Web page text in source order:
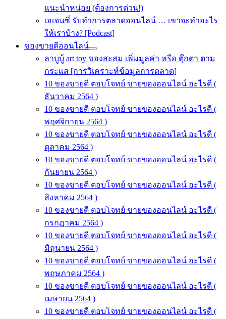
แนะนำหน่อย (ต้องการด่วน!)
เอเจนซี่ รับทำการตลาดออนไลน์ … เขาจะทำอะไร
ให้เราบ้าง? [Podcast]
ของขายดีออนไลน์
ลาบูบู้ art toy ของสะสม เพิ่มมูลค่า หรือ ตุ๊กตา ตาม
กระแส [การวิเคราะห์ข้อมูลการตลาด]
10 ของขายดี ตอบโจทย์ ขายของออนไลน์ อะไรดี (
ธันวาคม 2564 )
10 ของขายดี ตอบโจทย์ ขายของออนไลน์ อะไรดี (
พฤศจิกายน 2564 )
10 ของขายดี ตอบโจทย์ ขายของออนไลน์ อะไรดี (
ตุลาคม 2564 )
10 ของขายดี ตอบโจทย์ ขายของออนไลน์ อะไรดี (
กันยายน 2564 )
10 ของขายดี ตอบโจทย์ ขายของออนไลน์ อะไรดี (
สิงหาคม 2564 )
10 ของขายดี ตอบโจทย์ ขายของออนไลน์ อะไรดี (
กรกฎาคม 2564 )
10 ของขายดี ตอบโจทย์ ขายของออนไลน์ อะไรดี (
มิถุนายน 2564 )
10 ของขายดี ตอบโจทย์ ขายของออนไลน์ อะไรดี (
พฤษภาคม 2564 )
10 ของขายดี ตอบโจทย์ ขายของออนไลน์ อะไรดี (
เมษายน 2564 )
10 ของขายดี ตอบโจทย์ ขายของออนไลน์ อะไรดี (